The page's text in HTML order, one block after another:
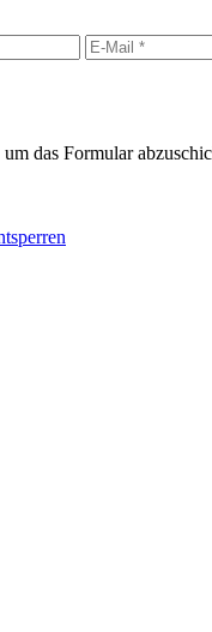
um das Formular